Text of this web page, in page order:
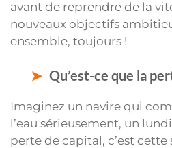
avant de reprendre de la
nouveaux objectifs
ensemble, toujours !
Qu’est-ce que la
Imaginez un navire qui
l’eau sérieusement, un
perte de capital, c’est